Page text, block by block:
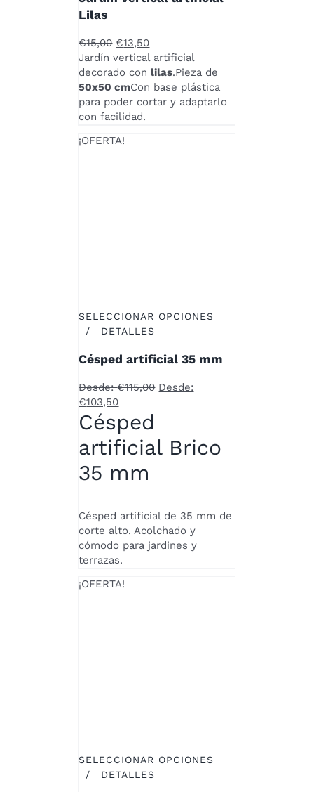
Lilas
€15,00 El
precio
original
era:
€15,00.
€13,50El
precio
actual
es:
€13,50.
Jardín vertical artificial
decorado con lilas.Pieza de
50x50 cmCon base plástica
para poder cortar y adaptarlo
con facilidad.
¡OFERTA!
SELECCIONAR OPCIONES
ESTE
TIENE
VARIANTES.
LAS
OPCIONES
SE
PUEDEN
ELEGIR
EN
DE
PRODUCTO
/ DETALLES
Césped artificial 35 mm
Desde:€115,00 Desde:
€103,50
Césped
artificial Brico
35 mm
Césped artificial de 35 mm de
corte alto. Acolchado y
cómodo para jardines y
terrazas.
¡OFERTA!
SELECCIONAR OPCIONES
ESTE
/ DETALLES